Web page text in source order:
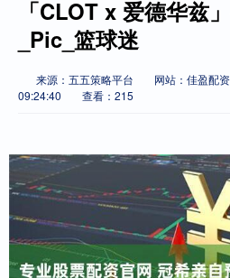
「CLOT x 爱德华兹
_Pic_篮球迷
来源：五五策略平台 网站：佳盈配资
09:24:40
查看：215